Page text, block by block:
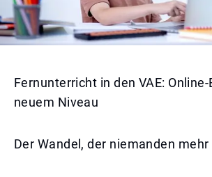
Fernunterricht in den VAE:
neuem Niveau
Der Wandel, der niemanden